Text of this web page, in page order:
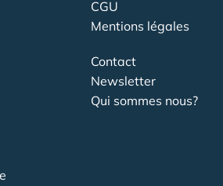
CGU
Mentions légales
Contact
Newsletter
Qui sommes nous?